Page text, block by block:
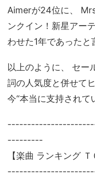
Aimerが24位に、
ンクイン！新星アー
わせた1年であったと
以上のように、 セー
詞の人気度と併せて
今“本当に支持されて
---------
【楽曲 ランキング